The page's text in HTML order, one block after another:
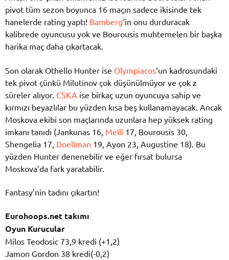
pivot tüm sezon boyunca 16 maçın sadece ikisinde tek
hanelerde rating yaptı! Bamberg‘in onu durduracak
kalibrede oyuncusu yok ve Bourousis muhtemelen bir başka
harika maç daha çıkartacak.
Son olarak Othello Hunter ise Olympiacos‘un kadrosundaki
tek pivot çünkü Milutinov çok düşünülmüyor ve çok z
süreler alıyor. CSKA ise birkaç uzun oyuncuya sahip ve
kırmızı beyazlılar bu yüzden kısa beş kullanamayacak. Ancak
Moskova ekibi son maçlarında uzunlara hep yüksek rating
imkanı tanıdı (Jankunas 16, Melli 17, Bourousis 30,
Shengelia 17, Doellman 19, Ayon 23, Augustine 18). Bu
yüzden Hunter denenebilir ve eğer fırsat bulursa
Moskova’da fark yaratabilir.
Fantasy’nin tadını çıkartın!
Eurohoops.net takımı
Oyun Kurucular
Milos Teodosic 73,9 kredi (+1,2)
Jamon Gordon 38 kredi(-0,2)